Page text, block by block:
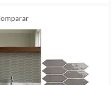
comparar